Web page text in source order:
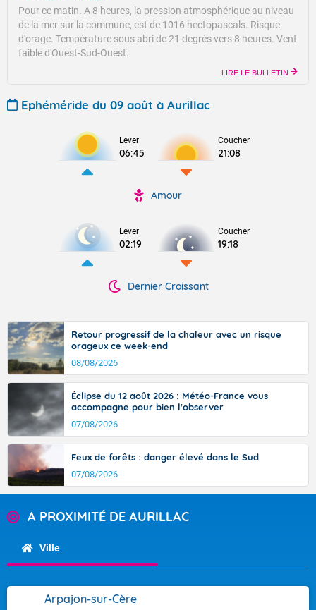
Pour ce matin. A 8 heures, la pression atmosphérique au niveau
de la mer sur la commune, est de 1016 hectopascals. Risque
d'orage. Température sous abri de 21 degrés vers 8 heures. Vent
faible d'Ouest-Sud-Ouest.
LIRE LE BULLETIN
Ephéméride du 09 août à Aurillac
Lever
06:45
Coucher
21:08
Amour
Lever
02:19
Coucher
19:18
Dernier Croissant
Retour progressif de la chaleur avec un risque
orageux ce week-end
08/08/2026
Éclipse du 12 août 2026 : Météo-France vous
accompagne pour bien l'observer
07/08/2026
Feux de forêts : danger élevé dans le Sud
07/08/2026
A PROXIMITÉ DE AURILLAC
Ville
Arpajon-sur-Cère